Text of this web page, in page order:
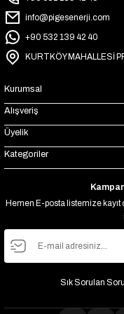
-20% İNDİRİM
Mexxsun 24 Volt 1000 Watt Tam
₺5.491
₺6.864
-20% İNDİRİM
Mexxsun 12 Volt 600 Watt Tam
₺3.763
₺13.056
info@pigesenerji.com
+90 532 139 42 40
KURTKÖY MAHALLESİ
Kurumsal
Alışveriş
Üyelik
Kategoriler
Hemen E-posta listemize
Sık Sorulan